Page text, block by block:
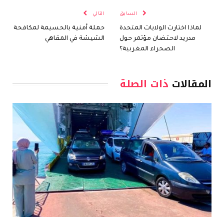
السابق
لماذا اختارت الولايات المتحدة
مدريد لاحتضان مؤتمر حول
الصحراء المغربية؟
التالي
حملة أمنية بالحسيمة لمكافحة
الشيشة في المقاهي
المقالات ذات الصلة